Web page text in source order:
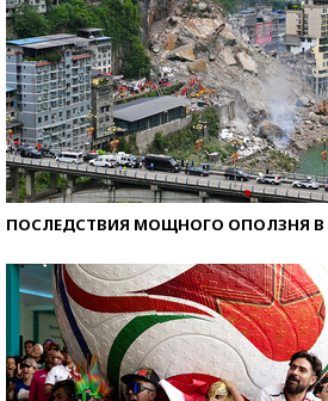
ПОСЛЕДСТВИЯ МОЩНОГО ОПОЛЗНЯ В